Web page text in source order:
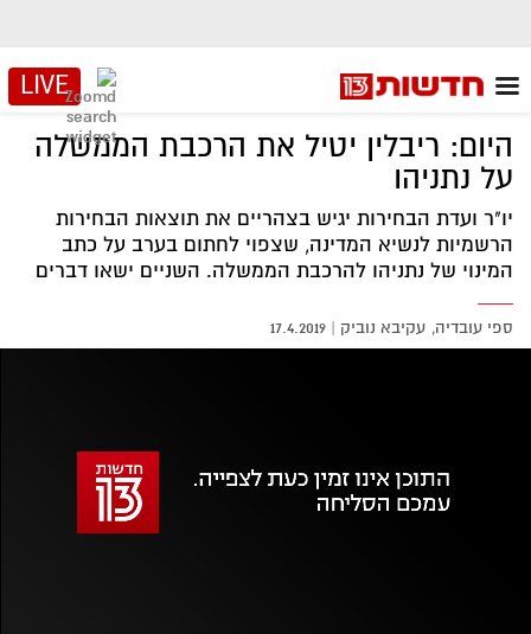
LIVE
היום: ריבלין יטיל את הרכבת הממשלה
על נתניהו
יו"ר ועדת הבחירות יגיש בצהריים את תוצאות הבחירות
הרשמיות לנשיא המדינה, שצפוי לחתום בערב על כתב
המינוי של נתניהו להרכבת הממשלה. השניים ישאו דברים
ספי עובדיה עקיבא נוביק |
17.4.2019